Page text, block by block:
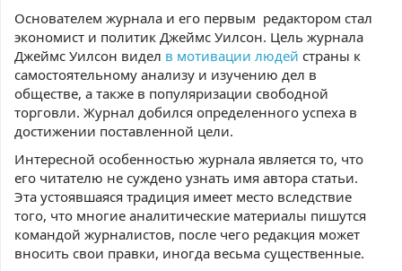
Основателем журнала и его первым редактором стал
экономист и политик Джеймс Уилсон. Цель журнала
Джеймс Уилсон видел в мотивации людей страны к
самостоятельному анализу и изучению дел в
обществе, а также в популяризации свободной
торговли. Журнал добился определенного успеха в
достижении поставленной цели.
Интересной особенностью журнала является то, что
его читателю не суждено узнать имя автора статьи.
Эта устоявшаяся традиция имеет место вследствие
того, что многие аналитические материалы пишутся
командой журналистов, после чего редакция может
вносить свои правки, иногда весьма существенные.